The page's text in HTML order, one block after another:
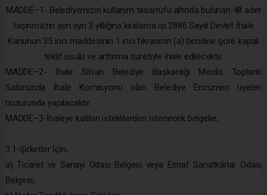
MADDE–1- Belediyemizin kullanım tasarrufu altında bulunan 48 adet
taşınmazın ayrı ayrı 3 yıllığına kiralama işi 2886 Sayılı Devlet İhale
Kanunun 35 inci maddesinin 1 inci fıkrasının (a) bendine göre kapalı
teklif usulü ve arttırma suretiyle ihale edilecektir.
MADDE–2- İhale Silvan Belediye Başkanlığı Meclis Toplantı
Salonunda İhale Komisyonu olan Belediye Encümen üyeleri
huzurunda yapılacaktır.
MADDE–3-İhaleye katılan isteklilerden istenecek belgeler;
3.1-Şirketler İçin;
a) Ticaret ve Sanayi Odası Belgesi veya Esnaf Sanatkârlar Odası
Belgesi,